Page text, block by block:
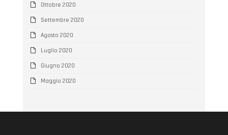
Ottobre 2020
Settembre 2020
Agosto 2020
Luglio 2020
Giugno 2020
Maggio 2020